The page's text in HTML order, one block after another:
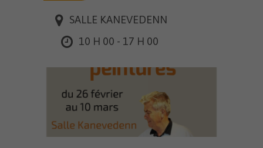
SALLE KANEVEDENN
10 H 00 - 17 H 00